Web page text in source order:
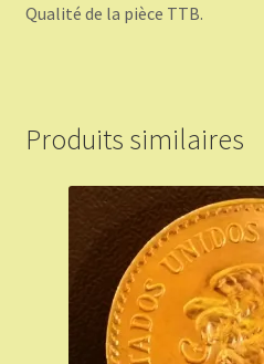
Qualité de la pièce TTB.
Produits similaires